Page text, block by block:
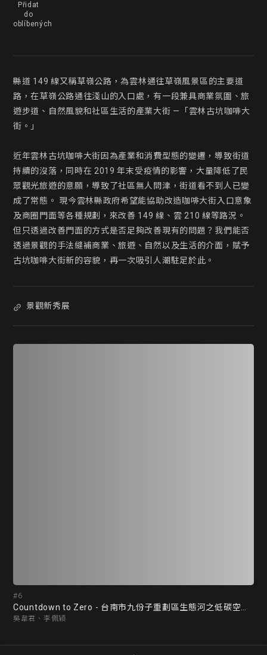
Přidat
do
oblíbených
縣道 149 線又稱草嶺公路，為雲林通往草嶺風景區的主要道
路，在草嶺公路通往淺山的入口處，有一段兼具商業氛圍、旅
遊步道、自然風貌和社區生活的產業大街 —「雲林古坑咖啡大
街。」
近年雲林古坑咖啡大街因為產業和消費型態的變遷，導致街道
持續的沒落，同時在 2019 年末受疫情的影響，大量降低了民
眾觀光旅遊的意願，導致了社區無人問津，街道看不到人已變
成了常態。 現今雲林縣政府希望能協助改造咖啡大街入口意象
及商圈門面等各種規劃，來改善 149 線、雲 210 線等路況。
但只透過改善門面的方式是否足夠改善現有的問題？我們能否
透過景觀的手法縫補商業、旅遊、自然以及生活的介面，賦予
古坑咖啡大街新的容貌，再一次吸引人潮駐足於此。
景觀新秀展
#6
吳韋君、李佩穎